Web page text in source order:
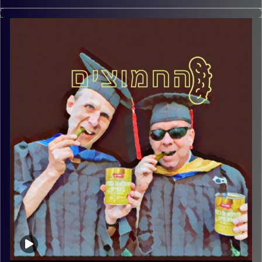
המערכת הפוליטית על ספת הפסיכולוג, עם פרופסור בועז בן-
דוד ופרופסור גלעד הירשברגר
קרדיט תמונות:AudioVersity